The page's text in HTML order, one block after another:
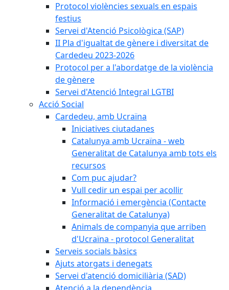
Protocol violències sexuals en espais
festius
Servei d'Atenció Psicològica (SAP)
II Pla d'igualtat de gènere i diversitat de
Cardedeu 2023-2026
Protocol per a l'abordatge de la violència
de gènere
Servei d'Atenció Integral LGTBI
Acció Social
Cardedeu, amb Ucraïna
Iniciatives ciutadanes
Catalunya amb Ucraïna - web
Generalitat de Catalunya amb tots els
recursos
Com puc ajudar?
Vull cedir un espai per acollir
Informació i emergència (Contacte
Generalitat de Catalunya)
Animals de companyia que arriben
d'Ucraïna - protocol Generalitat
Serveis socials bàsics
Ajuts atorgats i denegats
Servei d'atenció domiciliària (SAD)